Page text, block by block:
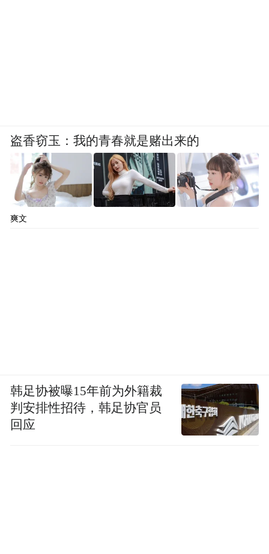
盗香窃玉：我的青春就是赌出来的
爽文
韩足协被曝15年前为外籍裁
判安排性招待，韩足协官员
回应